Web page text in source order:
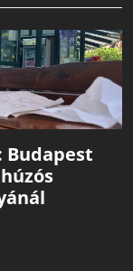
Budapest